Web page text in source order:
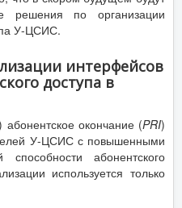
решения по организации
У-ЦСИС.
интерфейсов
доступа в
абонентское окончание (PRI)
У-ЦСИС с повышенными
абонентского
используется только